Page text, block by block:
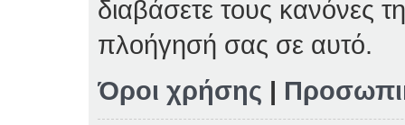
διαβάσετε τους κανόνες
πλοήγησή σας σε αυτό.
Όροι χρήσης |